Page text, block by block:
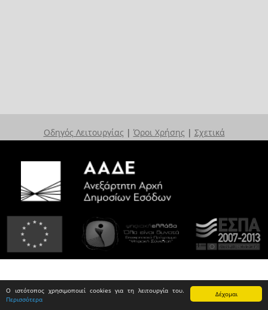
Δέχομαι
Ο ιστότοπος χρησιμοποιεί cookies για τη λειτουργία του.
Περισσότερα
Οδηγός Λειτουργίας | Όροι Χρήσης | Σχετικά